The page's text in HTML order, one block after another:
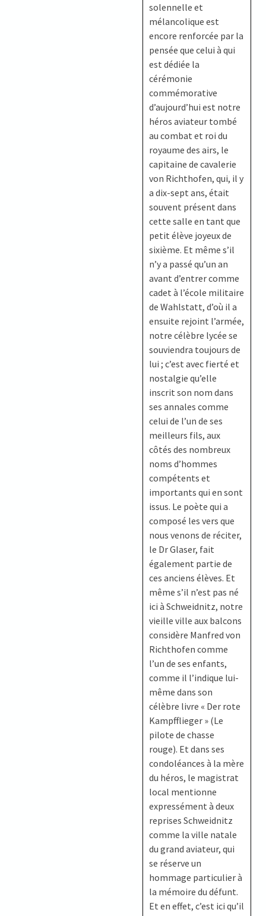
solennelle et
mélancolique est
encore renforcée par la
pensée que celui à qui
est dédiée la
cérémonie
commémorative
d’aujourd’hui est notre
héros aviateur tombé
au combat et roi du
royaume des airs, le
capitaine de cavalerie
von Richthofen, qui, il y
a dix-sept ans, était
souvent présent dans
cette salle en tant que
petit élève joyeux de
sixième. Et même s’il
n’y a passé qu’un an
avant d’entrer comme
cadet à l’école militaire
de Wahlstatt, d’où il a
ensuite rejoint l’armée,
notre célèbre lycée se
souviendra toujours de
lui ; c’est avec fierté et
nostalgie qu’elle
inscrit son nom dans
ses annales comme
celui de l’un de ses
meilleurs fils, aux
côtés des nombreux
noms d’hommes
compétents et
importants qui en sont
issus. Le poète qui a
composé les vers que
nous venons de réciter,
le Dr Glaser, fait
également partie de
ces anciens élèves. Et
même s’il n’est pas né
ici à Schweidnitz, notre
vieille ville aux balcons
considère Manfred von
Richthofen comme
l’un de ses enfants,
comme il l’indique lui-
même dans son
célèbre livre « Der rote
Kampfflieger » (Le
pilote de chasse
rouge). Et dans ses
condoléances à la mère
du héros, le magistrat
local mentionne
expressément à deux
reprises Schweidnitz
comme la ville natale
du grand aviateur, qui
se réserve un
hommage particulier à
la mémoire du défunt.
Et en effet, c’est ici qu’il